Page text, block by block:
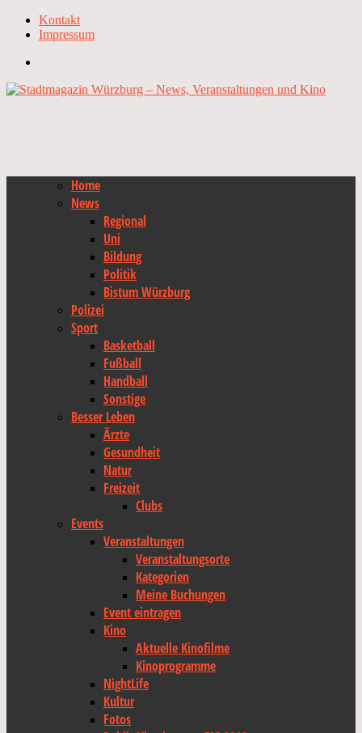
Kontakt
Impressum
Home
News
Regional
Uni
Bildung
Politik
Bistum Würzburg
Polizei
Sport
Basketball
Fußball
Handball
Sonstige
Besser Leben
Ärzte
Gesundheit
Natur
Freizeit
Clubs
Events
Veranstaltungen
Veranstaltungsorte
Kategorien
Meine Buchungen
Event eintragen
Kino
Aktuelle Kinofilme
Kinoprogramme
NightLife
Kultur
Fotos